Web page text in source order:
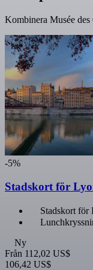
Kombinera Musée
-5%
Stadskort för
Stadskort för
Ny
Från 112,02 US$
106,42 US$